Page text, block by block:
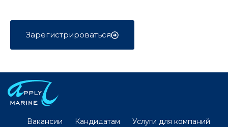
Зарегистрироваться
Вакансии Кандидатам
Услуги для компаний